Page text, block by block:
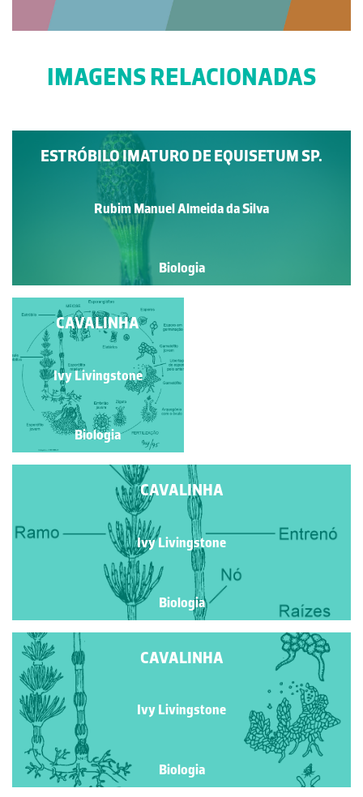
IMAGENS RELACIONADAS
ESTRÓBILO IMATURO DE EQUISETUM SP.
Rubim Manuel Almeida da Silva
Biologia
CAVALINHA
Ivy Livingstone
Biologia
CAVALINHA
Ivy Livingstone
Biologia
CAVALINHA
Ivy Livingstone
Biologia
CAVALINHA
Ivy Livingstone
Biologia